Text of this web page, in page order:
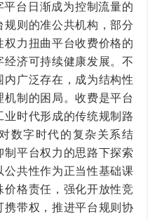
平台日渐成为控制流量的
规则的准公共机构，部分
权力扭曲平台收费价格的
经济可持续健康发展。不
内广泛存在，成为结构性
机制的困局。收费是平台
业时代形成的传统规制路
数字时代的复杂关系结
制平台权力的思路下探索
公共性作为正当性基础课
价格责任，强化开放性竞
携带权，推进平台规则协